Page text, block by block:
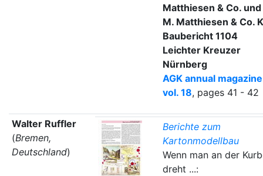
Matthiesen & Co. und
M. Matthiesen & Co.
Baubericht 1104
Leichter Kreuzer
Nürnberg
AGK annual magazine
vol. 18, pages 41 - 42
Walter Ruffler
(Bremen,
Deutschland)
Berichte zum
Kartonmodellbau
Wenn man an der
dreht ...: